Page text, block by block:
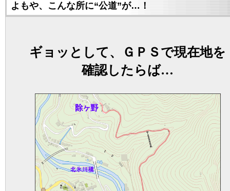
よもや、こんな所に“公道”が…！
ギョッとして、ＧＰＳで現在地を
確認したらば…